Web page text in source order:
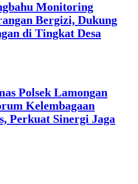
Monitoring
Bergizi, Dukung
di Tingkat Desa
Polsek Lamongan
Kelembagaan
Perkuat Sinergi Jaga